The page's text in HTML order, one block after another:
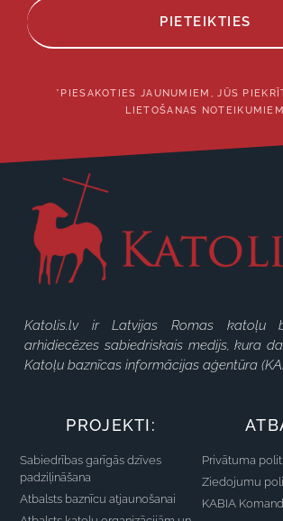
PIETEIKTIES
*PIESAKOTIES JAUNUMIEM, JŪS
LIETOŠANAS NOTEIKUMIEM
Katolis.lv ir Latvijas Romas katoļu
arhidiecēzes sabiedriskais medijs, kura
Katoļu baznīcas informācijas aģentūra
PROJEKTI:
Sabiedrības garīgās dzīves
padziļināšana
Atbalsts baznīcu atjaunošanai
Privātuma
Ziedojumu
KABIA